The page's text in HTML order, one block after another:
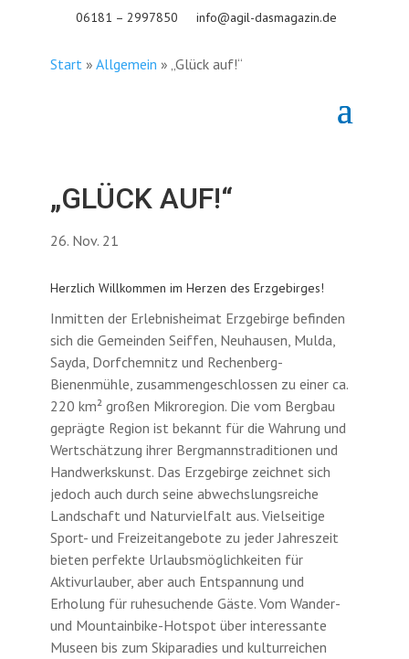
06181 – 2997850 info@agil-dasmagazin.de
Start» Allgemein » „Glück auf!“
„GLÜCK AUF!“
26. Nov. 21
Herzlich Willkommen im Herzen des Erzgebirges!
Inmitten der Erlebnisheimat Erzgebirge befinden
sich die Gemeinden Seiffen, Neuhausen, Mulda,
Sayda, Dorfchemnitz und Rechenberg-
Bienenmühle, zusammengeschlossen zu einer ca.
220 km² großen Mikroregion. Die vom Bergbau
geprägte Region ist bekannt für die Wahrung und
Wertschätzung ihrer Bergmannstraditionen und
Handwerkskunst. Das Erzgebirge zeichnet sich
jedoch auch durch seine abwechslungsreiche
Landschaft und Naturvielfalt aus. Vielseitige
Sport- und Freizeitangebote zu jeder Jahreszeit
bieten perfekte Urlaubsmöglichkeiten für
Aktivurlauber, aber auch Entspannung und
Erholung für ruhesuchende Gäste. Vom Wander-
und Mountainbike-Hotspot über interessante
Museen bis zum Skiparadies und kulturreichen